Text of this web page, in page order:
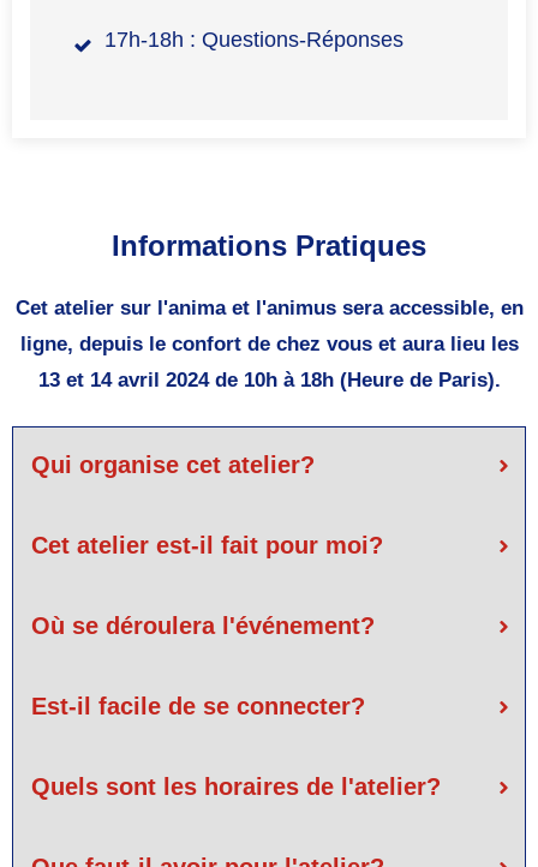
17h-18h : Questions-Réponses
Informations Pratiques
Cet atelier sur l'anima et l'animus sera accessible, en
ligne, depuis le confort de chez vous et aura lieu les
13 et 14 avril 2024 de 10h à 18h (Heure de Paris).
Qui organise cet atelier?
Cet atelier est-il fait pour moi?
Où se déroulera l'événement?
Est-il facile de se connecter?
Quels sont les horaires de l'atelier?